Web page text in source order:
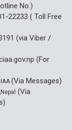
No.)
22233 ( Toll Free
(via Viber /
(For
(Via Messages)
(Via